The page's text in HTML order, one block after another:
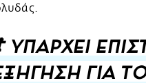
ΥΠΑΡΧΕΙ
ΓΙΑ